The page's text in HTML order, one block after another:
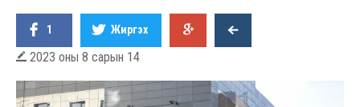
1 Жиргэх
 2023 оны 8 сарын 14